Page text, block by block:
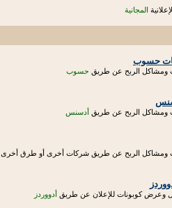
المجانية
حسوب
الربح عن طريق حسوب
الربح عن طريق أدسنس
ومشاكل الربح عن طريق شركات أخرى أو طرق أخرى
كوبونات للإعلان عن طريق أدووردز